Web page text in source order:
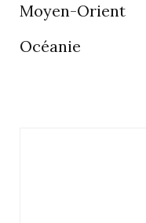
Moyen-Orient
Océanie